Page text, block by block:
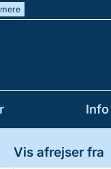
Vis afrejser fra